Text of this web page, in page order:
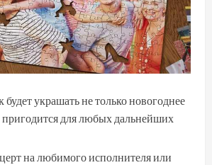
будет украшать не только новогоднее
пригодится для любых дальнейших
на любимого исполнителя или